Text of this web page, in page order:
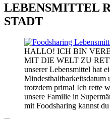
LEBENSMITTEL
STADT
HALLO! ICH BIN
MIT DIE WELT ZU
unserer Lebensmittel hat
Mindesthaltbarkeitsdatum
trotzdem prima! Ich rette
unsere Familie in
mit Foodsharing kannst